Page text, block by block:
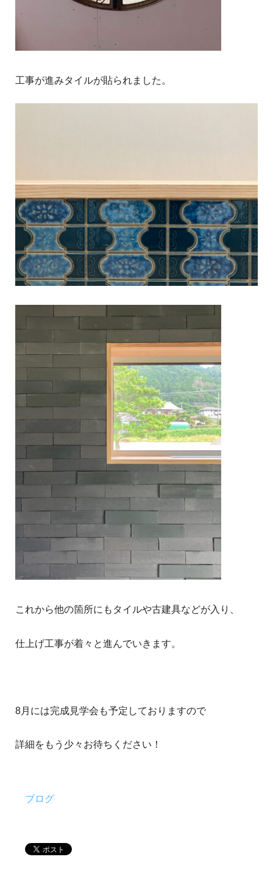
工事が進みタイルが貼られました。
これから他の箇所にもタイルや古建具などが入り、
仕上げ工事が着々と進んでいきます。
8月には完成見学会も予定しておりますので
詳細をもう少々お待ちください！
ブログ